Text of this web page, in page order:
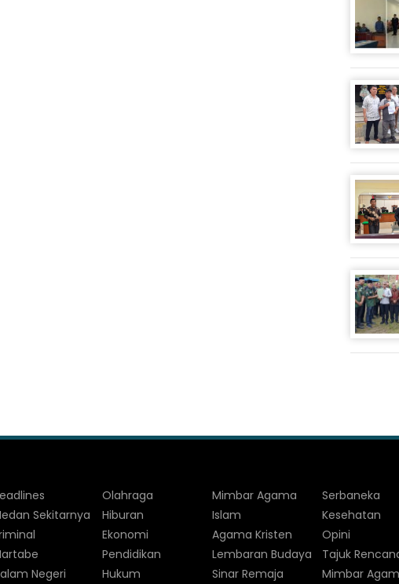
Sekitarnya
Negeri
Olahraga
Hiburan
Ekonomi
Pendidikan
Hukum
Mimbar Agama
Islam
Agama Kristen
Lembaran Budaya
Sinar Remaja
Serbaneka
Kesehatan
Opini
Tajuk
Mimbar